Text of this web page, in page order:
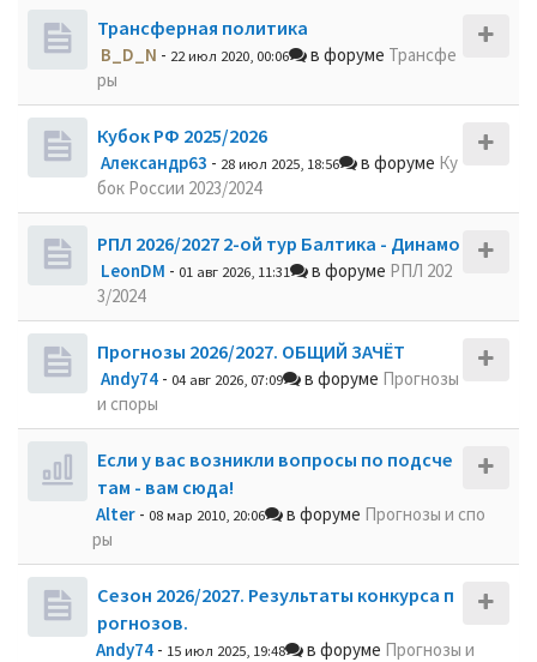
Трансферная политика
B_D_N - 22 июл 2020, 00:06 в форуме Трансфе
ры
Кубок РФ 2025/2026
Александр63 - 28 июл 2025, 18:56 в форуме Ку
бок России 2023/2024
РПЛ 2026/2027 2-ой тур Балтика - Динамо
LeonDM - 01 авг 2026, 11:31 в форуме РПЛ 202
3/2024
Прогнозы 2026/2027. ОБЩИЙ ЗАЧЁТ
Andy74 - 04 авг 2026, 07:09 в форуме Прогнозы
и споры
Если у вас возникли вопросы по подсче
там - вам сюда!
Alter - 08 мар 2010, 20:06 в форуме Прогнозы и спо
ры
Сезон 2026/2027. Результаты конкурса п
рогнозов.
Andy74 - 15 июл 2025, 19:48 в форуме Прогнозы и